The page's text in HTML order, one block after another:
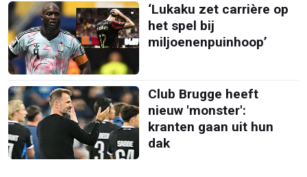
‘Lukaku zet carrière op
het spel bij
miljoenenpuinhoop’
Club Brugge heeft
nieuw 'monster':
kranten gaan uit hun
dak